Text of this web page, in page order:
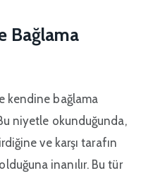
Bağlama
kendine bağlama
niyetle okunduğunda,
ve karşı tarafın
inanılır. Bu tür